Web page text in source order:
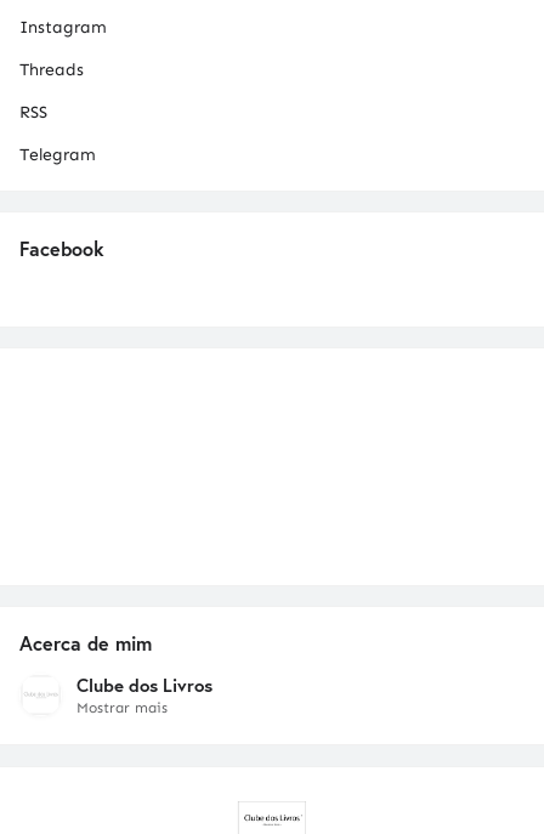
Instagram
Threads
RSS
Telegram
Facebook
Acerca de mim
Clube dos Livros
Mostrar mais